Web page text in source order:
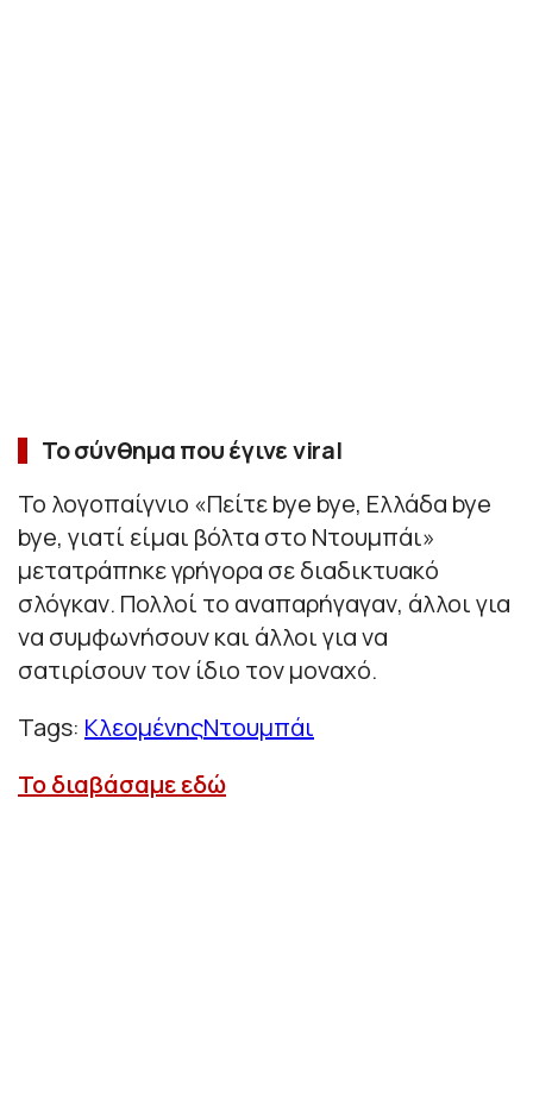
Το σύνθημα που έγινε viral
Το λογοπαίγνιο «Πείτε bye bye, Ελλάδα bye
bye, γιατί είμαι βόλτα στο Ντουμπάι»
μετατράπηκε γρήγορα σε διαδικτυακό
σλόγκαν. Πολλοί το αναπαρήγαγαν, άλλοι για
να συμφωνήσουν και άλλοι για να
σατιρίσουν τον ίδιο τον μοναχό.
Tags: ΚλεομένηςΝτουμπάι
Το διαβάσαμε εδώ